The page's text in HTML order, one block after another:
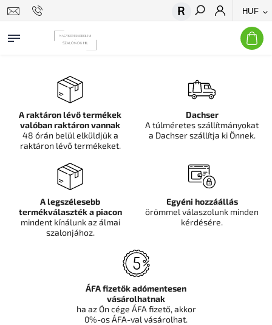
HUF
Keresés
A raktáron lévő termékek
valóban raktáron vannak
48 órán belül elküldjük a
raktáron lévő termékeket.
Dachser
A túlméretes szállítmányokat
a Dachser szállítja ki Önnek.
A legszélesebb
termékválaszték a piacon
mindent kínálunk az álmai
szalonjához.
Egyéni hozzáállás
örömmel válaszolunk minden
kérdésére.
ÁFA fizetők adómentesen
vásárolhatnak
ha az Ön cége ÁFA fizető, akkor
0%-os ÁFA-val vásárolhat.